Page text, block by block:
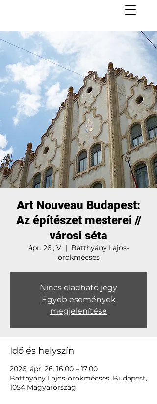
Art Nouveau Budapest:
Az építészet mesterei //
városi séta
ápr. 26., V
  |
Batthyány Lajos-
örökmécses
Nincs eladható jegy
Egyéb események
megjelenítése
Idő és helyszín
2026. ápr. 26. 16:00 – 17:00
Batthyány Lajos-örökmécses, Budapest,
1054 Magyarország